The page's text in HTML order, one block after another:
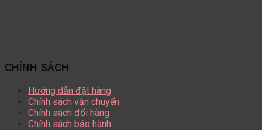
CHÍNH SÁCH
Hướng dẫn đặt hàng
Chính sách vận chuyển
Chính sách đổi hàng
Chính sách bảo hành